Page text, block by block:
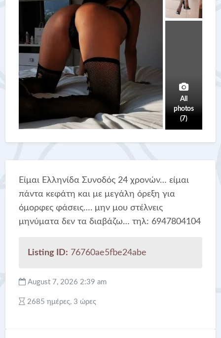
All
photos
(7)
Είμαι Ελληνίδα Συνοδός 24 χρονών… είμαι
πάντα κεφάτη και με μεγάλη όρεξη για
όμορφες φάσεις…. μην μου στέλνεις
μηνύματα δεν τα διαβάζω… τηλ: 6947804104
Listing ID: 76760ae5fbe24abe
August 7, 2026 2:39 am
2685 ημέρες, 3 ώρες